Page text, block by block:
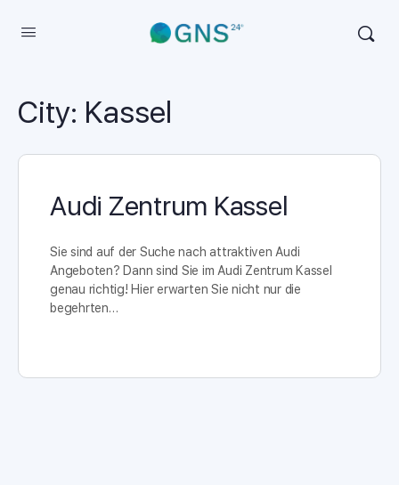
City: Kassel
Audi Zentrum Kassel
Sie sind auf der Suche nach attraktiven Audi
Angeboten? Dann sind Sie im Audi Zentrum Kassel
genau richtig! Hier erwarten Sie nicht nur die
begehrten…